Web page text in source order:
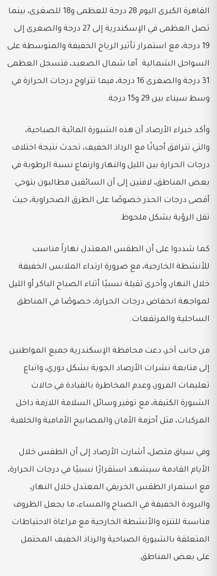
القاهرة الكبرى اليوم 28 درجة للعظمى و18 للصغرى، بينما
تصل العظمى في الإسكندرية إلى 27 درجة والصغرى إلى
19 درجة، مع استمرار تأثير الرياح الخفيفة والمتوسطة على
السواحل الشمالية. أما شمال الصعيد، فتسجل العظمى
31 درجة والصغرى 16 درجة، فيما تتراوح درجات الحرارة في
وسط سيناء بين 29 و15 درجة.
وأكد خبراء الأرصاد أن هذه الشبورة المائية الصباحية،
والتي تترافق أحيانًا مع الرذاذ الخفيف، تحدث نتيجة اختلاف
درجات الحرارة بين الليل والنهار وارتفاع نسبة الرطوبة في
بعض المناطق، لافتين إلى أن السائقين مطالبون بتوخي
أقصى درجات الحذر خصوصًا على الطرق الصحراوية، حيث
تقل الرؤية بشكل ملحوظ.
كما شددوا على أن الطقس المعتدل نهاراً مناسب
للأنشطة الخارجية، مع ضرورة ارتداء الملابس الخفيفة
خلال النهار، وأخرى ثقيلة نسبيًا أثناء الصباح الباكر أو الليل
لمواجهة انخفاض درجات الحرارة، خصوصًا في المناطق
الساحلية والمرتفعات.
من جانب آخر، دعت محافظة الإسكندرية جميع المواطنين
إلى متابعة نشرات الأرصاد الجوية بشكل دوري، واتباع
تعليمات المرور، وعدم المخاطرة بالقيادة في حالات
الشبورة الكثيفة، مع توفير وسائل السلامة اللازمة داخل
المركبات، مثل أحزمة الأمان والمصابيح الأمامية والخلفية.
وفي سياق متصل، أشارت الأرصاد إلى أن الطقس خلال
الأيام القادمة سيشهد استقرارًا نسبيًا في درجات الحرارة،
مع استمرار الطقس الخريفي المعتدل خلال النهار،
والبرودة الخفيفة في الصباح والمساء، ما يجعل الظروف
مناسبة للتنزه والأنشطة الخارجية مع مراعاة الاحتياطات
المتعلقة بالشبورة الصباحية والرذاذ الخفيف المحتمل
على بعض المناطق.